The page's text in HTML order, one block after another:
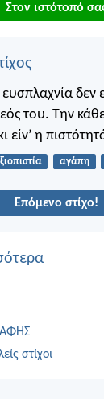
Στον ιστότοπό
δεν
του. Την
είν’ η
αγάπη
Επόμενο στίχο!
στίχοι